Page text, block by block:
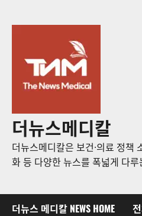
더뉴스메디칼
더뉴스메디칼은 보건·의료 정책
화 등 다양한 뉴스를 폭넓게 다
더뉴스 메디칼 NEWS HOME